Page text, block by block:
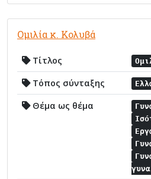
Ομιλία κ. Κολυβά
Τίτλος
Τόπος σύνταξης
Θέμα ως θέμα